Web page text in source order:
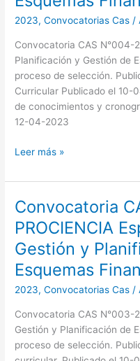
2023,Convocatorias Cas /
Convocatoria CAS N°004-
Planificación y Gestión de
proceso de selección.
Curricular Publicado el 10-
de conocimientos y
12-04-2023
Analista
de
Planificación
y
Gestión
de
Esquemas
Financieros.
Leer más »
Convocatoria
PROCIENCIA
Gestión y
Esquemas
2023,Convocatorias Cas /
Convocatoria CAS N°003-
Gestión y Planificación de
proceso de selección.
Convocatoria
CAS
N°003-
2023-
PROCIENCIA
Especialista
en
Gestión
y
Planificación
de